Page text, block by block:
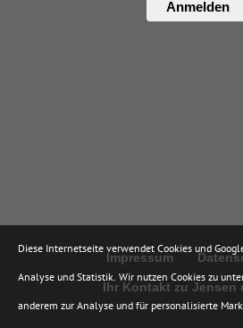
Anmelden
Impressum
Ihr Kontakt zu Jensen
Diese Internetseite verwendet Cookies und
Analyse und Statistik. Wir nutzen Cookies zu
anderem zur Analyse und für personalisierte